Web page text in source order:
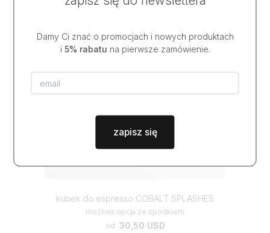
kubek do espresso COBALT SPLASHES
możliwa opcja ze spodkiem
od 30,50 USD
Damy Ci znać o promocjach i nowych produktach
i 5% rabatu na pierwsze zamówienie.
zapisz się